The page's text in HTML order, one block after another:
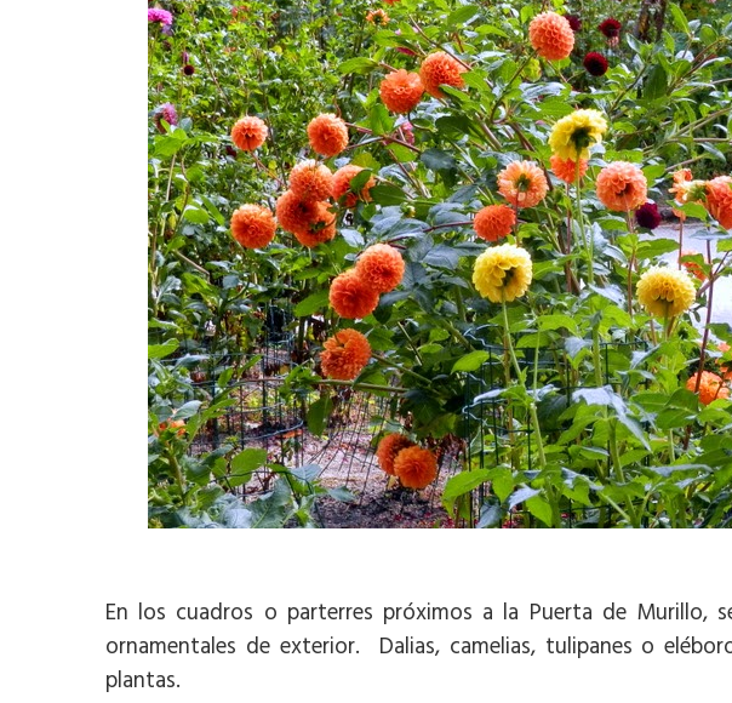
En los cuadros o parterres próximos a la Puerta de Murillo,
ornamentales de exterior. Dalias, camelias, tulipanes o
plantas.